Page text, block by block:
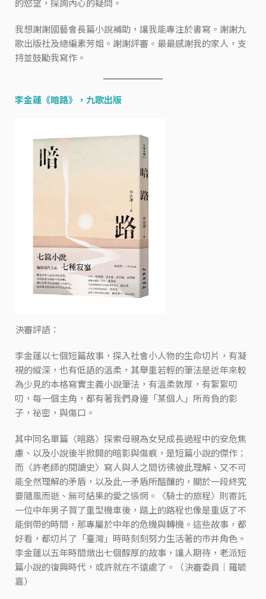
我想謝謝國藝會長篇小說補助，讓我能專注於書寫。謝謝九
歌出版社及總編素芳姐。謝謝評審。最最感謝我的家人，支
持並鼓勵我寫作。
李金蓮《暗路》，九歌出版
決審評語：
李金蓮以七個短篇故事，探入社會小人物的生命切片，有凝
視的縱深，也有低語的溫柔，其舉重若輕的筆法是近年來較
為少見的本格寫實主義小說筆法，有溫柔敦厚，有絮絮叨
叨，每一個主角，都有著我們身邊「某個人」所背負的影
子，祕密，與傷口。
其中同名單篇〈暗路〉探索母親為女兒成長過程中的安危焦
慮、以及小說後半掀開的暗影與傷痕，是短篇小說的傑作；
而〈許老師的閱讀史〉寫人與人之間彷彿彼此理解、又不可
能全然理解的矛盾，以及此一矛盾所醞釀的，關於一段終究
要隨風而逝、無可結果的愛之悵惘。〈騎士的旅程〉則寄託
一位中年男子買了重型機車後，踏上的路程也像是重返了不
能倒帶的時間，那專屬於中年的危機與轉機。這些故事，都
好看，都切片了「臺灣」時時刻刻努力生活著的市井角色。
李金蓮以五年時間燉出七個醇厚的故事，讓人期待，老派短
篇小說的復興時代，或許就在不遠處了。（決審委員｜羅毓
嘉）